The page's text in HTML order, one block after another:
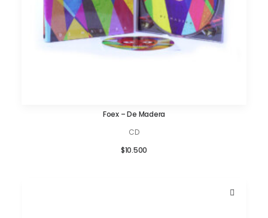
AÑADIR AL CARRITO
Foex – De Madera
CD
$10.500